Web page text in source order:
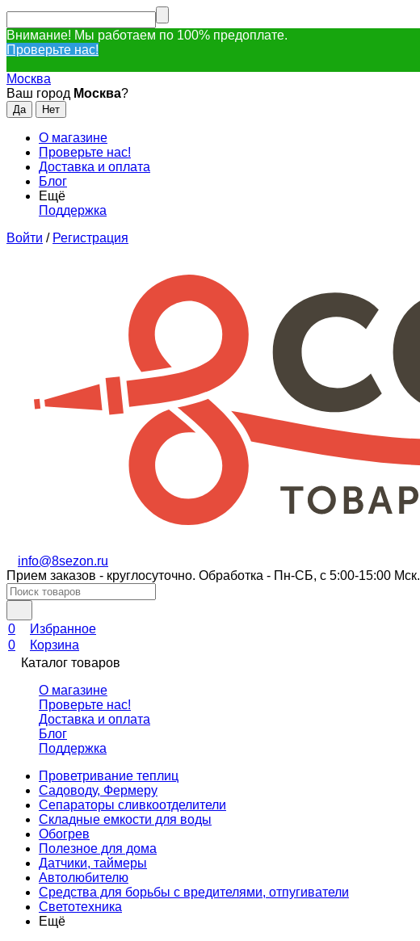
Внимание! Мы работаем по 100% предоплате.
Проверьте нас!
Москва
Ваш город Москва?
О магазине
Проверьте нас!
Доставка и оплата
Блог
Ещё
Поддержка
Войти / Регистрация
info@8sezon.ru
Прием заказов - круглосуточно. Обработка - Пн-СБ, с 5:00-15:00 Мск.
0
Избранное
0
Корзина
Каталог товаров
О магазине
Проверьте нас!
Доставка и оплата
Блог
Поддержка
Проветривание теплиц
Садоводу, Фермеру
Сепараторы сливкоотделители
Складные емкости для воды
Обогрев
Полезное для дома
Датчики, таймеры
Автолюбителю
Средства для борьбы с вредителями, отпугиватели
Светотехника
Ещё